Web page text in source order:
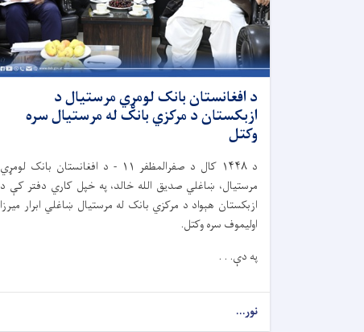
د افغانستان بانک لومړي مرستیال د
ازبکستان د مرکزي بانک له مرستیال سره
وکتل
د ۱۴۴۸ کال د صفرالمظفر ۱۱ -
د افغانستان بانک لومړي
مرستیال، ښاغلي صدیق الله خالد، په خپل کاري دفتر کې د
ازبکستان هېواد د مرکزي بانک له مرستیال ښاغلي ابرار میرزا
اولیموف سره وکتل.
په دې. . .
نور...